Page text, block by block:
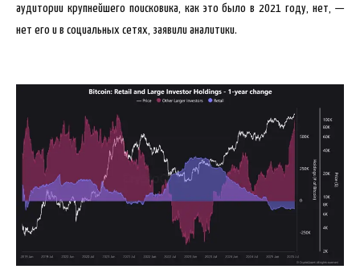
аудитории крупнейшего поисковика, как это было в 2021 году, нет, —
нет его и в социальных сетях, заявили аналитики.